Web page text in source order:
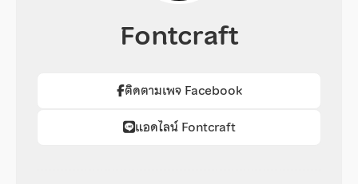
Fontcraft
ติดตามเพจ Facebook
แอดไลน์ Fontcraft